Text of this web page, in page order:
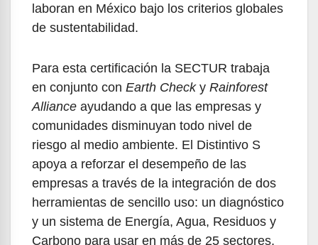
laboran en México bajo los criterios globales
de sustentabilidad.
Para esta certificación la SECTUR trabaja
en conjunto con Earth Checky Rainforest
Alliance ayudando a que las empresas y
comunidades disminuyan todo nivel de
riesgo al medio ambiente. El Distintivo S
apoya a reforzar el desempeño de las
empresas a través de la integración de dos
herramientas de sencillo uso: un diagnóstico
y un sistema de Energía, Agua, Residuos y
Carbono para usar en más de 25 sectores,